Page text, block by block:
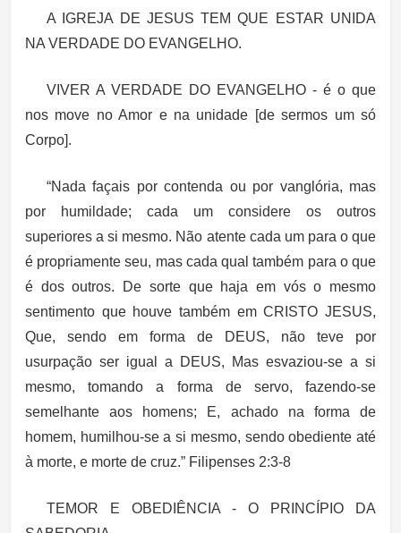
A IGREJA DE JESUS TEM QUE ESTAR UNIDA
NA VERDADE DO EVANGELHO.
VIVER A VERDADE DO EVANGELHO - é o que
nos move no Amor e na unidade [de sermos um só
Corpo].
“Nada façais por contenda ou por vanglória, mas
por humildade; cada um considere os outros
superiores a si mesmo. Não atente cada um para o que
é propriamente seu, mas cada qual também para o que
é dos outros. De sorte que haja em vós o mesmo
sentimento que houve também em CRISTO JESUS,
Que, sendo em forma de DEUS, não teve por
usurpação ser igual a DEUS, Mas esvaziou-se a si
mesmo, tomando a forma de servo, fazendo-se
semelhante aos homens; E, achado na forma de
homem, humilhou-se a si mesmo, sendo obediente até
à morte, e morte de cruz.” Filipenses 2:3-8
TEMOR E OBEDIÊNCIA - O PRINCÍPIO DA